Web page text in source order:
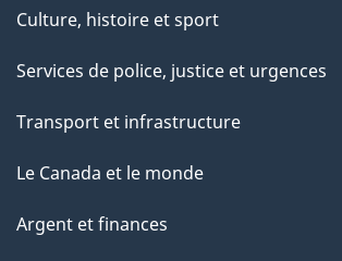
Culture, histoire et sport
Services de police, justice et urgences
Transport et infrastructure
Le Canada et le monde
Argent et finances